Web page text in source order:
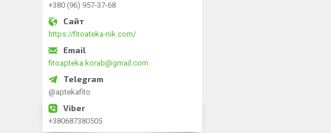
+380 (96) 957-37-68
https://fitoateka-nik.com/
fitoapteka.korab@gmail.com
@aptekafito
+380687380505